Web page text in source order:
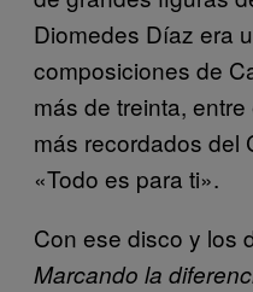
Diomedes Díaz era
composiciones de
más de treinta,
más recordados del
«Todo es para ti».
Con ese disco y los
Marcando la